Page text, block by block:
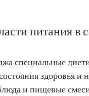
питания в
специальные
здоровья и
и пищевые